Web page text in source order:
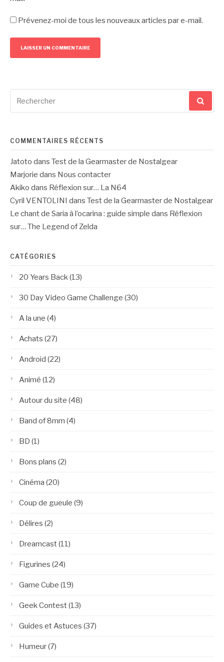
Prévenez-moi de tous les nouveaux articles par e-mail.
pour
COMMENTAIRES RÉCENTS
Jatoto dans Test de la Gearmaster de Nostalgear
Marjorie dans Nous contacter
Akiko dans Réflexion sur… La N64
Cyril VENTOLINI dans Test de la Gearmaster de Nostalgear
Le chant de Saria à l’ocarina : guide simple dans Réflexion
sur… The Legend of Zelda
CATÉGORIES
20 Years Back(13)
30 Day Video Game Challenge (30)
A la une (4)
Achats (27)
Android (22)
Animé (12)
Autour du site (48)
Band of 8mm (4)
BD (1)
Bons plans (2)
Cinéma (20)
Coup de gueule (9)
Délires (2)
Dreamcast(11)
Figurines (24)
Game Cube (19)
Geek Contest(13)
Guides et Astuces (37)
Humeur(7)